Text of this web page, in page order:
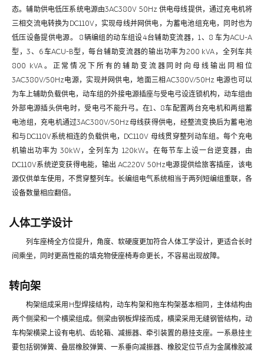
态。辅助供电低压系统电源由3AC380V 50Hz 供电母线提供，通过充电机将
三相交流电转换为DC110V，实现母线并网供电，为蓄电池组充电，同时也为
低压设备提供电源。 8辆编组的动车组设4台辅助变流器，1、8 车为ACU-A
型，3、6车ACU-B型，每台辅助变流器的输出功率为200 kVA，全列车共
800 kVA。正常情况下所有的辅助变流器同时向母线输出同相位
3AC380V/50Hz电源，实现并网供电，地面三相AC380V/50Hz 电源也可以
为车上辅助负载供电，动车组的外接电源插座与受电弓设连锁机构，动车组由
外部电源插头供电时，受电弓不能升弓。在1、8车配置两台充电机和两组蓄
电池组，充电机通过3AC380V/50Hz母线获得供电，经整流变换后为蓄电池
和与DC110V系统相连的负载供电，DC110V 母线贯穿整列动车组。每个充电
机输出功率为 30kW，全列车为 120kW。在每节车上设一台逆变器，由
DC110V系统逆变获得电能，输出 AC220V 50Hz电源提供给旅客插座，该电
源仅供单车使用，不贯穿整列车。长编组电气系统相当于两列短编组重联，各
设备数量相应翻倍。
人体工学设计
列车座椅全方位提升，角度、软硬度更加符合人体工学设计，更适合长时
间乘坐，同时更高性能的填充物使座椅寿命更长，不容易出现故障。
转向架
构架组成采用H型焊接结构，动车构架和拖车构架基本相同，主体结构由
两个侧梁和一个横梁组成。侧梁由钢板焊接而成，横梁采用无缝钢管结构，动
车构架横梁上设有电机、齿轮箱、减振器、牵引装置的悬挂支座。一系悬挂主
要包括钢弹簧、叠层橡胶弹簧、一系垂向减振器、橡胶定位节点为金属橡胶减